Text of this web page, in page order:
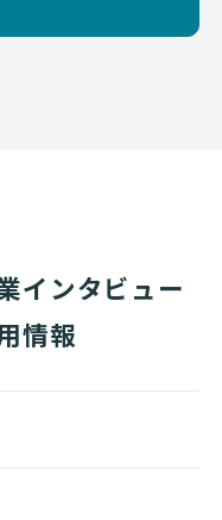
インタビュー
情報